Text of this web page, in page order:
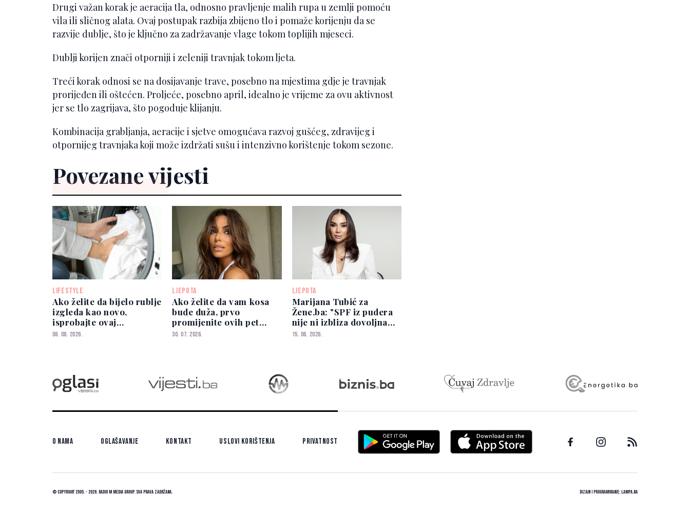
Drugi važan korak je aeracija tla, odnosno pravljenje malih rupa u zemlji pomoću
vila ili sličnog alata. Ovaj postupak razbija zbijeno tlo i pomaže korijenju da se
razvije dublje, što je ključno za zadržavanje vlage tokom toplijih mjeseci.
Dublji korijen znači otporniji i zeleniji travnjak tokom ljeta.
Treći korak odnosi se na dosijavanje trave, posebno na mjestima gdje je travnjak
prorijeđen ili oštećen. Proljeće, posebno april, idealno je vrijeme za ovu aktivnost
jer se tlo zagrijava, što pogoduje klijanju.
Kombinacija grabljanja, aeracije i sjetve omogućava razvoj gušćeg, zdravijeg i
otpornijeg travnjaka koji može izdržati sušu i intenzivno korištenje tokom sezone.
Povezane vijesti
LIFESTYLE
Ako želite da bijelo rublje
izgleda kao novo,
isprobajte ovaj
jednostavan savjet
08. 08. 2026.
LJEPOTA
Ako želite da vam kosa
bude duža, prvo
promijenite ovih pet
navika
30. 07. 2026.
LJEPOTA
Marijana Tubić za
Žene.ba: "SPF iz pudera
nije ni izbliza dovoljna
zaštita ljeti"
15. 06. 2026.
O nama Oglašavanje Kontakt Uslovi korištenja Privatnost
© Copyright 2005. - 2026. Radio M Media Group.Sva prava zadržana. Dizajn i programiranje:Lampa.ba